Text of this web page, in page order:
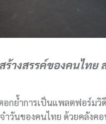
ร้างสรรค์ของคนไท
อกย้ำการเป็นแพลตฟอร์
ำวันของคนไทย ด้วยคลัง